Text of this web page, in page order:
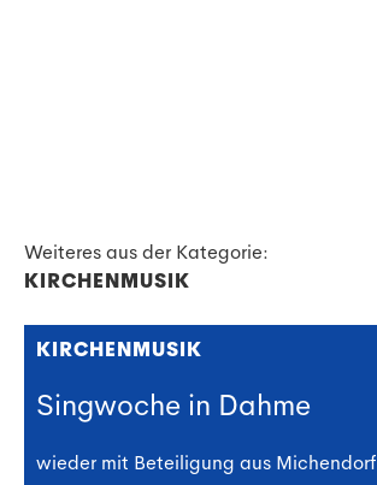
Weiteres aus der Kategorie:
KIRCHENMUSIK
KIRCHENMUSIK
Singwoche in Dahme
wieder mit Beteiligung aus Michendorf